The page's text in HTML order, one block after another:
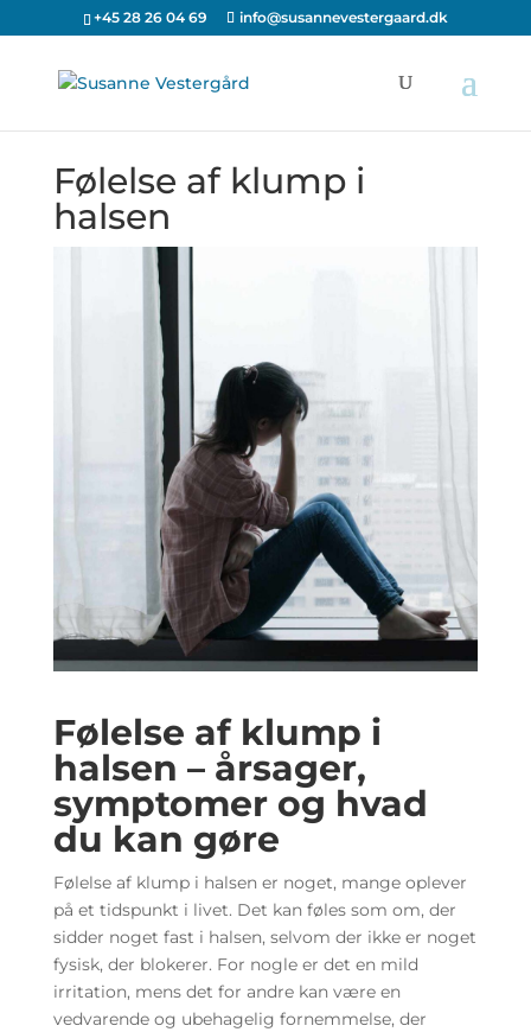
+45 28 26 04 69 info@susannevestergaard.dk
Følelse af klump i
halsen​
Følelse af klump i
halsen – årsager,
symptomer og hvad
du kan gøre
Følelse af klump i halsen er noget, mange oplever
på et tidspunkt i livet. Det kan føles som om, der
sidder noget fast i halsen, selvom der ikke er noget
fysisk, der blokerer. For nogle er det en mild
irritation, mens det for andre kan være en
vedvarende og ubehagelig fornemmelse, der